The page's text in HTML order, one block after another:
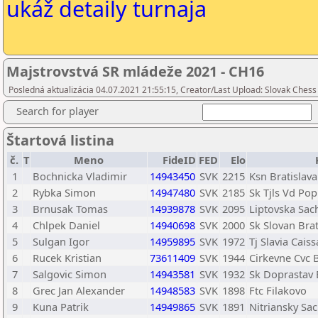
ukáž detaily turnaja
Majstrovstvá SR mládeže 2021 - CH16
Posledná aktualizácia 04.07.2021 21:55:15, Creator/Last Upload: Slovak
Search for player
Štartová listina
č. T Meno FideID FED Elo
1
Bochnicka Vladimir 14943450 SVK 2215 Ksn Bratislava
2
Rybka Simon 14947480 SVK 2185 Sk Tjls Vd
3
Brnusak Tomas 14939878 SVK 2095 Liptovska
4
Chlpek Daniel 14940698 SVK 2000 Sk Slovan
5
Sulgan Igor 14959895 SVK 1972 Tj Slavia
6
Rucek Kristian 73611409 SVK 1944 Cirkevne Cvc
7
Salgovic Simon 14943581 SVK 1932 Sk Doprastav
8
Grec Jan Alexander 14948583 SVK 1898 Ftc Filakovo
9
Kuna Patrik 14949865 SVK 1891 Nitriansky